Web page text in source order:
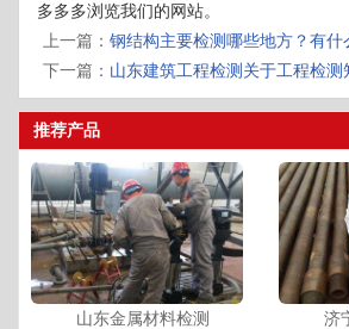
多多多浏览我们的网站。
上一篇： 钢结构主要检测哪些地方？有什
下一篇： 山东建筑工程检测关于工程检测
推荐产品
山东金属材料检测 济